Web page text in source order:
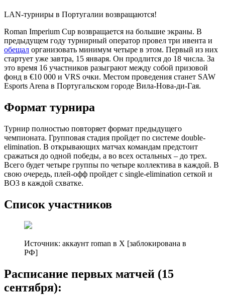
LAN-турниры в Португалии возвращаются!
Roman Imperium Cup возвращается на большие экраны. В
предыдущем году турнирный оператор провел три ивента и
обещал организовать минимум четыре в этом. Первый из них
стартует уже завтра, 15 января. Он продлится до 18 числа. За
это время 16 участников разыграют между собой призовой
фонд в €10 000 и VRS очки. Местом проведения станет SAW
Esports Arena в Португальском городе Вила-Нова-ди-Гая.
Формат турнира
Турнир полностью повторяет формат предыдущего
чемпионата. Групповая стадия пройдет по системе double-
elimination. В открывающих матчах командам предстоит
сражаться до одной победы, а во всех остальных – до трех.
Всего будет четыре группы по четыре коллектива в каждой. В
свою очередь, плей-офф пройдет с single-elimination сеткой и
BO3 в каждой схватке.
Список участников
Источник: аккаунт roman в X [заблокирована в
РФ]
Расписание первых матчей (15
сентября):